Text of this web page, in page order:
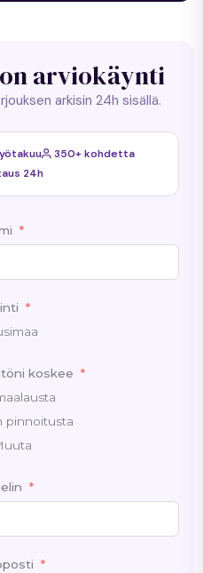
arviokäynti
arkisin 24h sisällä.
350+ kohdetta
24h
koskee
pinnoitusta